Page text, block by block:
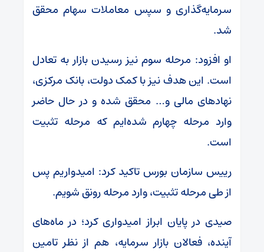
سرمایه‌گذاری و سپس معاملات سهام محقق
شد.
او افزود: مرحله سوم نیز رسیدن بازار به تعادل
است. این هدف نیز با کمک دولت، بانک مرکزی،
نهادهای مالی و… محقق شده و در حال حاضر
وارد مرحله چهارم شده‌ایم که مرحله تثبیت
است.
رییس سازمان بورس تاکید کرد: امیدواریم پس
از طی مرحله تثبیت، وارد مرحله رونق شویم.
صیدی در پایان ابراز امیدواری کرد؛ در ماه‌های
آینده، فعالان بازار سرمایه، هم از نظر تامین